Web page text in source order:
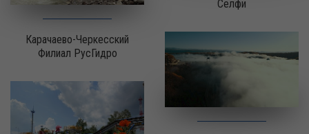
Карачаево-Черкесский
Филиал РусГидро
Селфи